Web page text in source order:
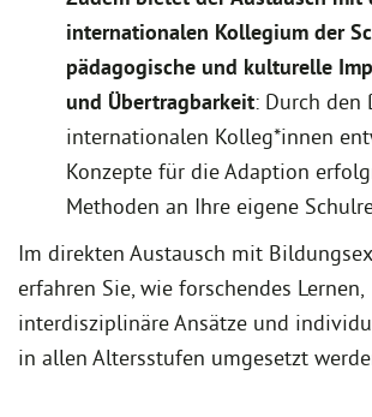
internationalen Kollegium der
pädagogische und kulturelle
und Übertragbarkeit: Durch
internationalen Kolleg*innen
Konzepte für die Adaption
Methoden an Ihre eigene
Im direkten Austausch mit
erfahren Sie, wie forschendes Lernen,
interdisziplinäre Ansätze und
in allen Altersstufen umgesetzt